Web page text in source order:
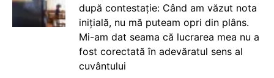
după contestație: Când am văzut nota
inițială, nu mă puteam opri din plâns.
Mi-am dat seama că lucrarea mea nu a
fost corectată în adevăratul sens al
cuvântului